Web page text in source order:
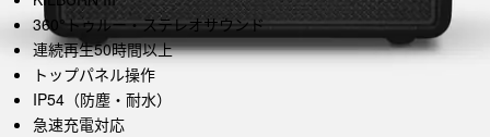
360°トゥルー・ステレオサウンド
連続再生50時間以上
トップパネル操作
IP54（防塵・耐水）
急速充電対応